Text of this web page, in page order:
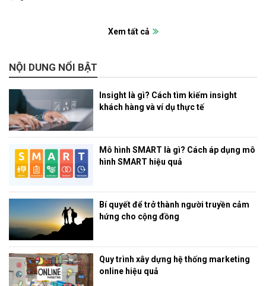
Xem tất cả
NỘI DUNG NỔI BẬT
Insight là gì? Cách tìm kiếm insight
khách hàng và ví dụ thực tế
Mô hình SMART là gì? Cách áp dụng mô
hình SMART hiệu quả
Bí quyết để trở thành người truyền cảm
hứng cho cộng đồng
Quy trình xây dựng hệ thống marketing
online hiệu quả